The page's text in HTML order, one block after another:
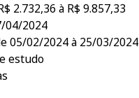
2.732,36 à R$ 9.857,33
04/2024
05/02/2024 à 25/03/2024
estudo